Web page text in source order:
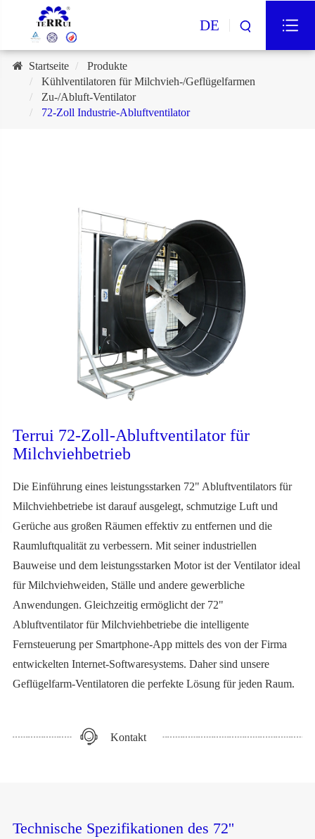
DE
Startseite
Produkte
Kühlventilatoren für Milchvieh-/Geflügelfarmen
Zu-/Abluft-Ventilator
72-Zoll Industrie-Abluftventilator
Terrui 72-Zoll-Abluftventilator für
Milchviehbetrieb
Die Einführung eines leistungsstarken 72" Abluftventilators für
Milchviehbetriebe ist darauf ausgelegt, schmutzige Luft und
Gerüche aus großen Räumen effektiv zu entfernen und die
Raumluftqualität zu verbessern. Mit seiner industriellen
Bauweise und dem leistungsstarken Motor ist der Ventilator ideal
für Milchviehweiden, Ställe und andere gewerbliche
Anwendungen. Gleichzeitig ermöglicht der 72"
Abluftventilator für Milchviehbetriebe die intelligente
Fernsteuerung per Smartphone-App mittels des von der Firma
entwickelten Internet-Softwaresystems. Daher sind unsere
Geflügelfarm-Ventilatoren die perfekte Lösung für jeden Raum.
Kontakt
Technische Spezifikationen des 72''